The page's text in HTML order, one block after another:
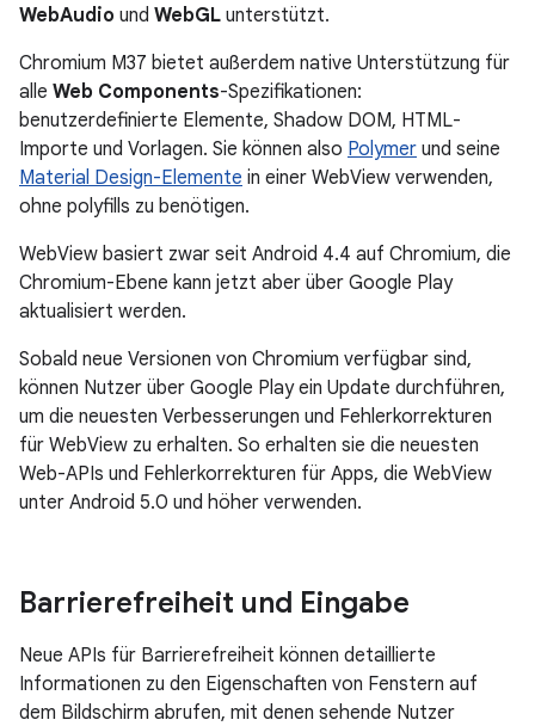
WebAudio und WebGL unterstützt.
Chromium M37 bietet außerdem native Unterstützung für
alle Web Components-Spezifikationen:
benutzerdefinierte Elemente, Shadow DOM, HTML-
Importe und Vorlagen. Sie können also Polymer und seine
Material Design-Elemente in einer WebView verwenden,
ohne polyfills zu benötigen.
WebView basiert zwar seit Android 4.4 auf Chromium, die
Chromium-Ebene kann jetzt aber über Google Play
aktualisiert werden.
Sobald neue Versionen von Chromium verfügbar sind,
können Nutzer über Google Play ein Update durchführen,
um die neuesten Verbesserungen und Fehlerkorrekturen
für WebView zu erhalten. So erhalten sie die neuesten
Web-APIs und Fehlerkorrekturen für Apps, die WebView
unter Android 5.0 und höher verwenden.
Barrierefreiheit und Eingabe
Neue APIs für Barrierefreiheit können detaillierte
Informationen zu den Eigenschaften von Fenstern auf
dem Bildschirm abrufen, mit denen sehende Nutzer